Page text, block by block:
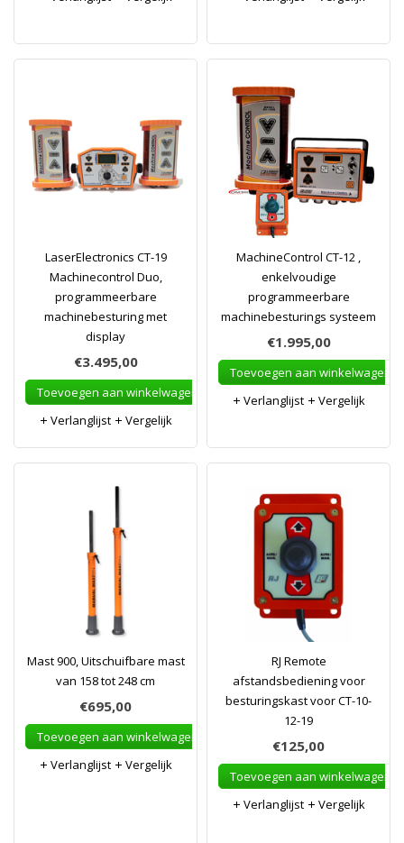
LaserElectronics CT-19
Machinecontrol Duo,
programmeerbare
machinebesturing met
display
€3.495,00
Toevoegen aan winkelwagen
Verlanglijst
Vergelijk
MachineControl CT-12 ,
enkelvoudige
programmeerbare
machinebesturings systeem
€1.995,00
Toevoegen aan winkelwagen
Verlanglijst
Vergelijk
Mast 900, Uitschuifbare mast
van 158 tot 248 cm
€695,00
Toevoegen aan winkelwagen
Verlanglijst
Vergelijk
RJ Remote
afstandsbediening voor
besturingskast voor CT-10-
12-19
€125,00
Toevoegen aan winkelwagen
Verlanglijst
Vergelijk